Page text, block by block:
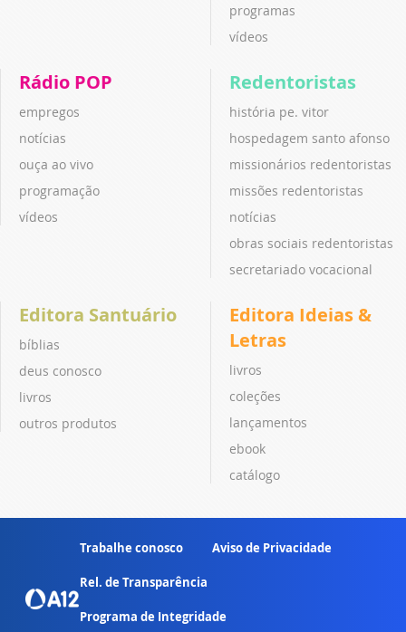
programas
vídeos
Rádio POP
empregos
notícias
ouça ao vivo
programação
vídeos
Redentoristas
história pe. vitor
hospedagem santo afonso
missionários redentoristas
missões redentoristas
notícias
obras sociais redentoristas
secretariado vocacional
Editora Santuário
bíblias
deus conosco
livros
outros produtos
Editora Ideias &
Letras
livros
coleções
lançamentos
ebook
catálogo
Trabalhe conosco Aviso de Privacidade
Rel. de Transparência
Programa de Integridade